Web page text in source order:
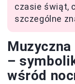
czasie świąt,
szczególne
–
wśród